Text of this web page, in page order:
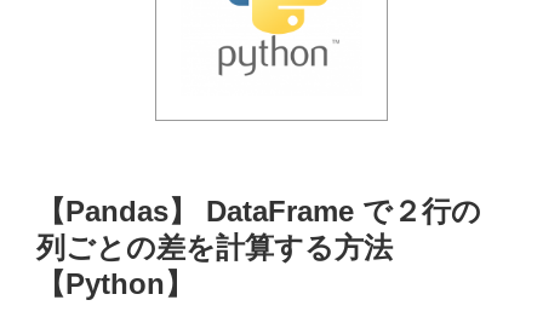
【Pandas】 DataFrame で２行の
列ごとの差を計算する方法
【Python】